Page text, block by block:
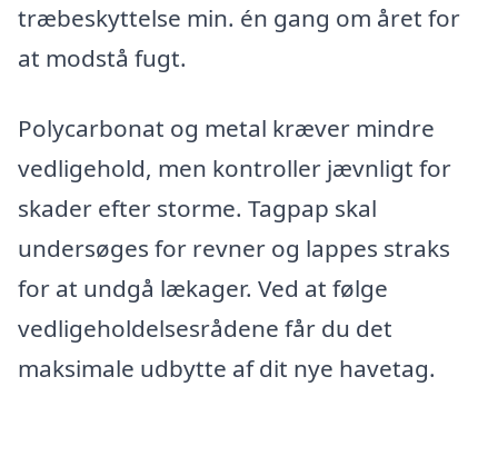
træbeskyttelse min. én gang om året for
at modstå fugt.
Polycarbonat og metal kræver mindre
vedligehold, men kontroller jævnligt for
skader efter storme. Tagpap skal
undersøges for revner og lappes straks
for at undgå lækager. Ved at følge
vedligeholdelsesrådene får du det
maksimale udbytte af dit nye havetag.